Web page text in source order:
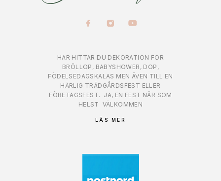
HÄR HITTAR DU DEKORATION FÖR
BRÖLLOP, BABYSHOWER, DOP,
FÖDELSEDAGSKALAS MEN ÄVEN TILL EN
HÄRLIG TRÄDGÅRDSFEST ELLER
FÖRETAGSFEST. JA, EN FEST NÄR SOM
HELST VÄLKOMMEN
LÄS MER